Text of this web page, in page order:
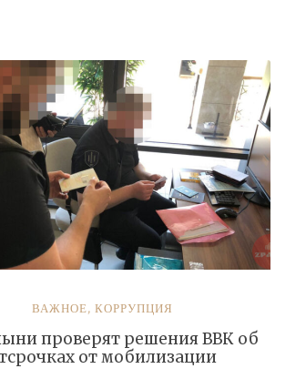
ВАЖНОЕ, КОРРУПЦИЯ
проверят решения ВВК об
от мобилизации